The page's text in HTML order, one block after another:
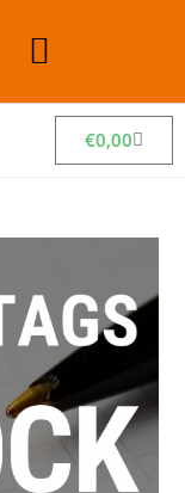
€0,00